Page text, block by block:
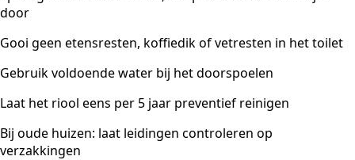
door
Gooi geen etensresten, koffiedik of vetresten in het toilet
Gebruik voldoende water bij het doorspoelen
Laat het riool eens per 5 jaar preventief reinigen
Bij oude huizen: laat leidingen controleren op
verzakkingen